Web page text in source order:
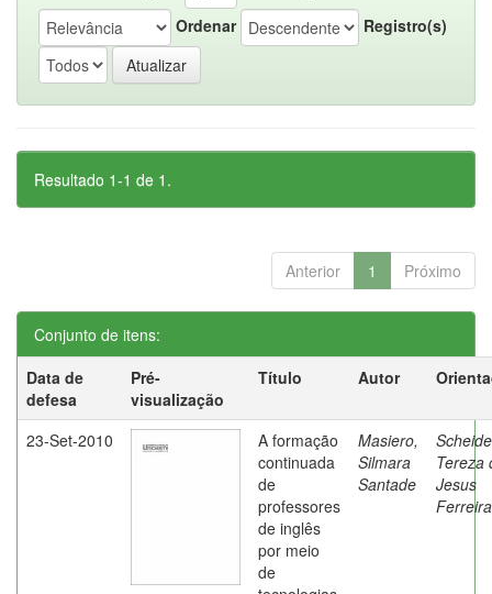
Ordenar
Registro(s)
Resultado 1-1 de 1.
Anterior 1 Próximo
Conjunto de itens:
Data de
defesa
Pré-
visualização
Título Autor
23-Set-2010
A formação
continuada
de
professores
de inglês
por meio
de
Masiero,
Silmara
Santade
Tereza
Jesus
Ferreira